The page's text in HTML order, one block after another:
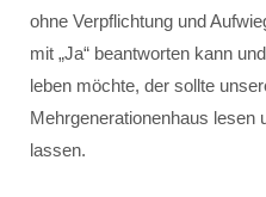
ohne Verpflichtung und
mit „Ja“ beantworten kann
leben möchte, der sollte
Mehrgenerationenhaus lesen
lassen.